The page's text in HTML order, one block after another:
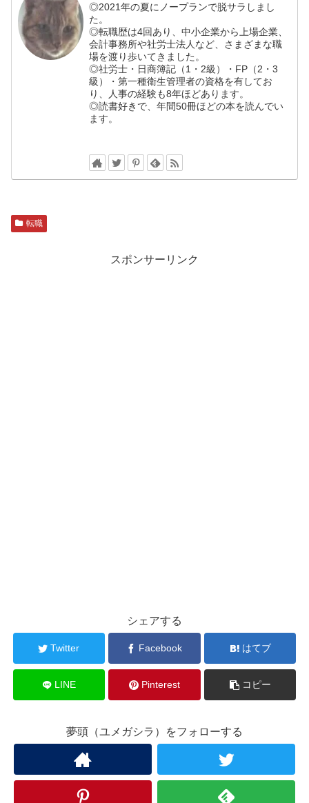
◎2021年の夏にノープランで脱サラしまし
た。
◎転職歴は4回あり、中小企業から上場企業、
会計事務所や社労士法人など、さまざまな職
場を渡り歩いてきました。
◎社労士・日商簿記（1・2級）・FP（2・3
級）・第一種衛生管理者の資格を有してお
り、人事の経験も8年ほどあります。
◎読書好きで、年間50冊ほどの本を読んでい
ます。
転職
スポンサーリンク
シェアする
Twitter Facebook はてブ
LINE Pinterest コピー
夢頭（ユメガシラ）をフォローする